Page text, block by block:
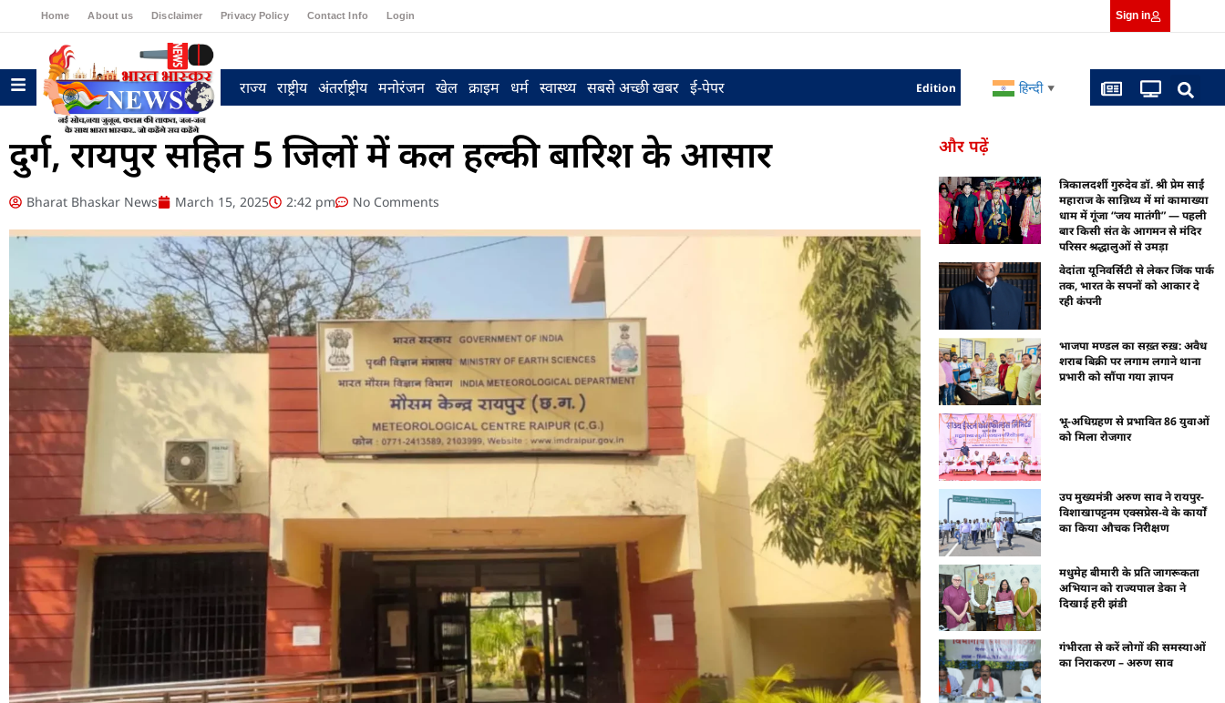
Home About us Disclaimer Privacy Policy Contact Info Login Sign in
राज्य राष्ट्रीय अंतर्राष्ट्रीय मनोरंजन खेल क्राइम धर्म स्वास्थ्य सबसे अच्छी खबर ई-पेपर Edition हिन्दी ▼
दुर्ग, रायपुर सहित 5 जिलों में कल हल्की बारिश के आसार
Bharat Bhaskar News March 15, 2025 2:42 pm No Comments
और पढ़ें
त्रिकालदर्शी गुरुदेव डॉ. श्री प्रेम साईं
महाराज के सान्निध्य में मां कामाख्या
धाम में गूंजा “जय मातंगी” — पहली
बार किसी संत के आगमन से मंदिर
परिसर श्रद्धालुओं से उमड़ा
वेदांता यूनिवर्सिटी से लेकर जिंक पार्क
तक, भारत के सपनों को आकार दे
रही कंपनी
भाजपा मण्डल का सख़्त रुख़: अवैध
शराब बिक्री पर लगाम लगाने थाना
प्रभारी को सौंपा गया ज्ञापन
भू-अधिग्रहण से प्रभावित 86 युवाओं
को मिला रोजगार
उप मुख्यमंत्री अरुण साव ने रायपुर-
विशाखापट्टनम एक्सप्रेस-वे के कार्यों
का किया औचक निरीक्षण
मधुमेह बीमारी के प्रति जागरूकता
अभियान को राज्यपाल डेका ने
दिखाई हरी झंडी
गंभीरता से करें लोगों की समस्याओं
का निराकरण – अरुण साव